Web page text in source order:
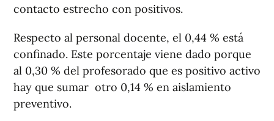
contacto estrecho con positivos.
Respecto al personal docente, el 0,44 % está
confinado. Este porcentaje viene dado porque
al 0,30 % del profesorado que es positivo activo
hay que sumar otro 0,14 % en aislamiento
preventivo.